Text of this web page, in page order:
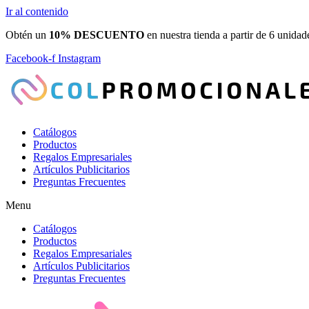
Ir al contenido
Obtén un 10% DESCUENTO en nuestra tienda a partir de 6
Facebook-f Instagram
Catálogos
Productos
Regalos Empresariales
Artículos Publicitarios
Preguntas Frecuentes
Menu
Catálogos
Productos
Regalos Empresariales
Artículos Publicitarios
Preguntas Frecuentes